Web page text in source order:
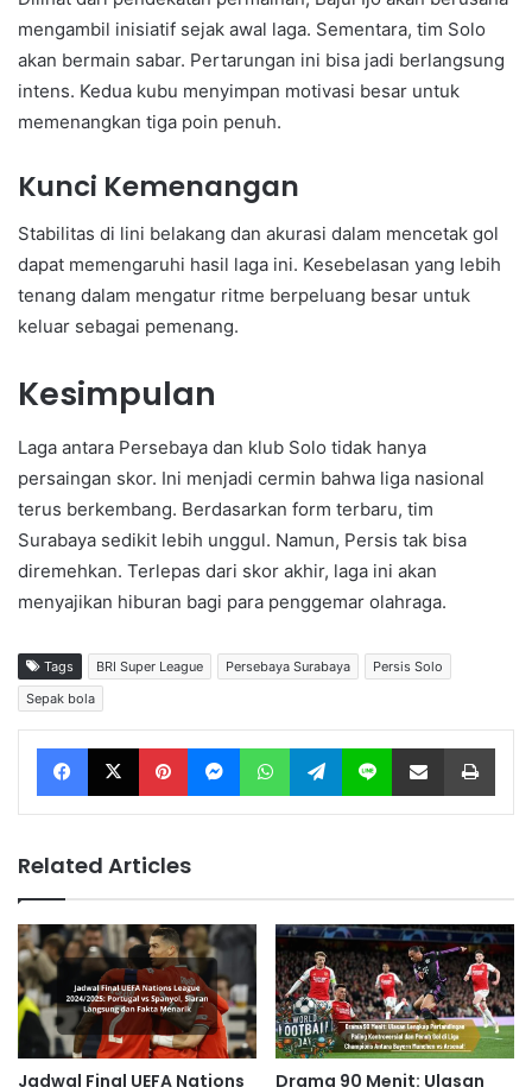
mengambil inisiatif sejak awal laga. Sementara, tim Solo
akan bermain sabar. Pertarungan ini bisa jadi berlangsung
intens. Kedua kubu menyimpan motivasi besar untuk
memenangkan tiga poin penuh.
Kunci Kemenangan
Stabilitas di lini belakang dan akurasi dalam mencetak gol
dapat memengaruhi hasil laga ini. Kesebelasan yang lebih
tenang dalam mengatur ritme berpeluang besar untuk
keluar sebagai pemenang.
Kesimpulan
Laga antara Persebaya dan klub Solo tidak hanya
persaingan skor. Ini menjadi cermin bahwa liga nasional
terus berkembang. Berdasarkan form terbaru, tim
Surabaya sedikit lebih unggul. Namun, Persis tak bisa
diremehkan. Terlepas dari skor akhir, laga ini akan
menyajikan hiburan bagi para penggemar olahraga.
Tags BRI Super League Persebaya Surabaya
Persis Solo
Sepak bola
Facebook X Pinterest Messenger WhatsApp Telegram Line Share via Email
Related Articles
Jadwal Final UEFA Nations
Drama 90 Menit: Ulasan